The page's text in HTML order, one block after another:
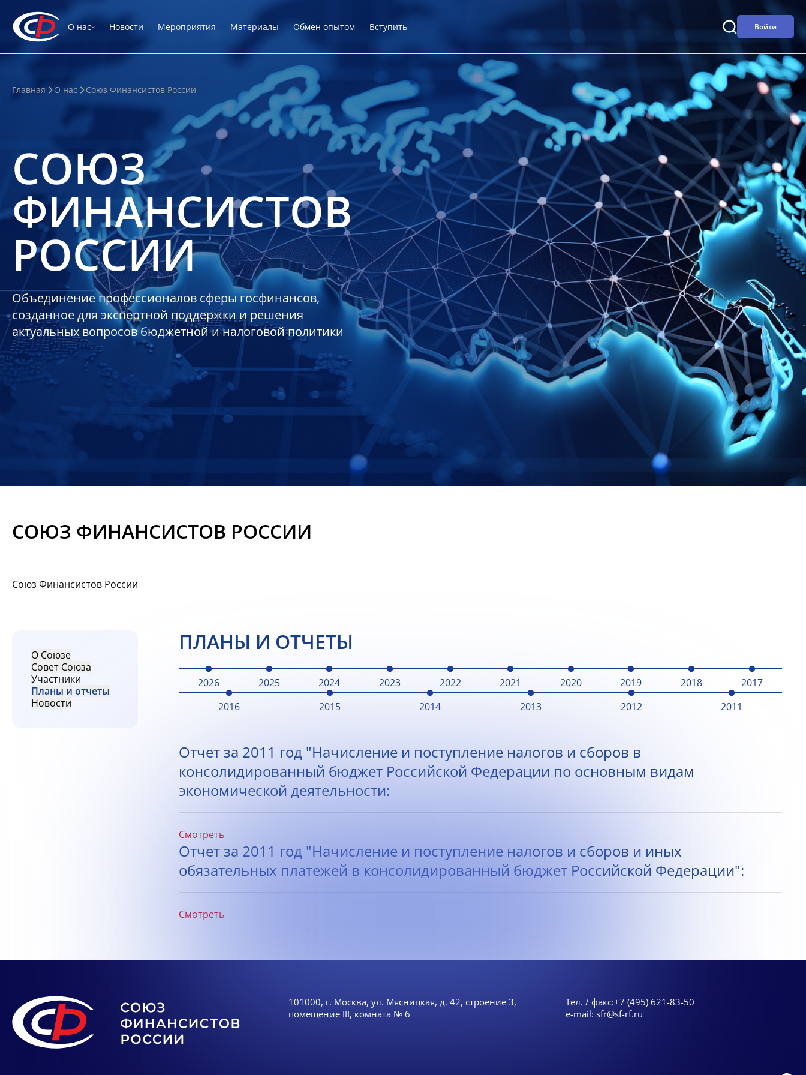
О нас Новости Мероприятия Материалы Обмен опытом Вступить Войти
Главная О нас Союз Финансистов России
СОЮЗ
ФИНАНСИСТОВ
РОССИИ
Объединение профессионалов сферы госфинансов,
созданное для экспертной поддержки и решения
актуальных вопросов бюджетной и налоговой политики
СОЮЗ ФИНАНСИСТОВ РОССИИ
Союз Финансистов России
О Союзе
Совет Союза
Участники
Планы и отчеты
Новости
ПЛАНЫ И ОТЧЕТЫ
2026 2025 2024 2023 2022 2021 2020 2019 2018
2017
2016
2015 2014 2013 2012 2011
Отчет за 2011 год "Начисление и поступление налогов и сборов в
консолидированный бюджет Российской Федерации по основным видам
экономической деятельности:
Смотреть
Отчет за 2011 год "Начисление и поступление налогов и сборов и иных
обязательных платежей в консолидированный бюджет Российской Федерации":
Смотреть
101000, г. Москва, ул. Мясницкая, д. 42, строение 3,
помещение III, комната № 6
Тел. / факс:+7 (495) 621-83-50
e-mail: sfr@sf-rf.ru